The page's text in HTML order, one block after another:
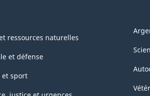
ressources naturelles
et défense
et sport